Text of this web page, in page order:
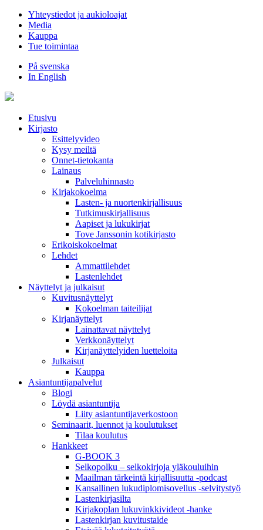
Hyppää
sisältöön
Yhteystiedot ja aukioloajat
Media
Kauppa
Tue toimintaa
På svenska
In English
Etusivu
Kirjasto
Esittelyvideo
Kysy meiltä
Onnet-tietokanta
Lainaus
Palveluhinnasto
Kirjakokoelma
Lasten- ja nuortenkirjallisuus
Tutkimuskirjallisuus
Aapiset ja lukukirjat
Tove Janssonin kotikirjasto
Erikoiskokoelmat
Lehdet
Ammattilehdet
Lastenlehdet
Näyttelyt ja julkaisut
Kuvitusnäyttelyt
Kokoelman taiteilijat
Kirjanäyttelyt
Lainattavat näyttelyt
Verkkonäyttelyt
Kirjanäyttelyiden luetteloita
Julkaisut
Kauppa
Asiantuntija­palvelut
Blogi
Löydä asiantuntija
Liity asiantuntijaverkostoon
Seminaarit, luennot ja koulutukset
Tilaa koulutus
Hankkeet
G-BOOK 3
Selkopolku – selkokirjoja yläkouluihin
Maailman tärkeintä kirjallisuutta -podcast
Kansallinen lukudiplomisovellus -selvitystyö
Lastenkirjasilta
Kirjakoplan lukuvinkkivideot -hanke
Lastenkirjan kuvitustaide